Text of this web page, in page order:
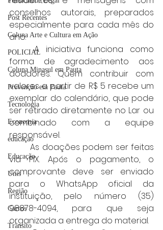
Post Recentes
Coluna Arte e Cultura em Ação
POLICIAL
Coluna Minasul em Pauta
Prevenção em Pauta
Tecnologia
Economia
educaçao
Educação
Unis
Região
Carros
Trânsito
conselhos autorais, preparados
especialmente para cada mês do
ano.
	A iniciativa funciona como
forma de agradecimento aos
doadores. Quem contribuir com
valores a partir de R$ 5 recebe um
exemplar do calendário, que pode
ser retirado diretamente no Lar ou
combinado com a equipe
responsável.
	As doações podem ser feitas
via PIX. Após o pagamento, o
comprovante deve ser enviado
para o WhatsApp oficial da
instituição, pelo número (35)
98878-4094, para que seja
organizada a entrega do material.